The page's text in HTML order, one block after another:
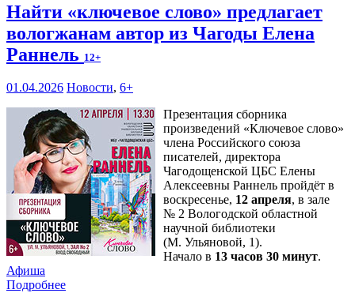
Найти «ключевое слово» предлагает
вологжанам автор из Чагоды Елена
Раннель 12+
01.04.2026 Новости, 6+
Презентация сборника
произведений «Ключевое слово»
члена Российского союза
писателей, директора
Чагодощенской ЦБС Елены
Алексеевны Раннель пройдёт в
воскресенье, 12 апреля, в зале
№ 2 Вологодской областной
научной библиотеки
(М. Ульяновой, 1).
Начало в 13 часов 30 минут.
Афиша
Подробнее